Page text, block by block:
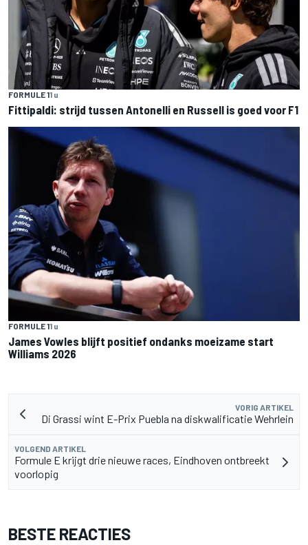
FORMULE 11 u
Fittipaldi: strijd tussen Antonelli en Russell is goed voor F1
FORMULE 11 u
James Vowles blijft positief ondanks moeizame start
Williams 2026
VORIG ARTIKEL
Di Grassi wint E-Prix Puebla na diskwalificatie Wehrlein
VOLGEND ARTIKEL
Formule E krijgt drie nieuwe races, Eindhoven ontbreekt
voorlopig
BESTE REACTIES